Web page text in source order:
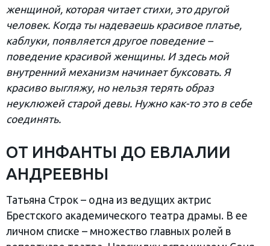
женщиной, которая читает стихи, это другой
человек. Когда ты надеваешь красивое платье,
каблуки, появляется другое поведение –
поведение красивой женщины. И здесь мой
внутренний механизм начинает буксовать. Я
красиво выгляжу, но нельзя терять образ
неуклюжей старой девы. Нужно как-то это в себе
соединять.
ОТ ИНФАНТЫ ДО ЕВЛАЛИИ
АНДРЕЕВНЫ
Татьяна Строк – одна из ведущих актрис
Брестского академического театра драмы. В ее
личном списке – множество главных ролей в